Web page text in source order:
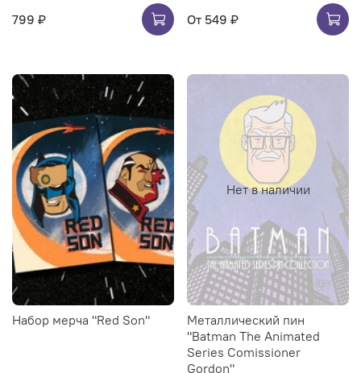
799 ₽
От 549 ₽
Набор мерча "Red Son"
Нет в наличии
Металлический пин
"Batman The Animated
Series Comissioner
Gordon"